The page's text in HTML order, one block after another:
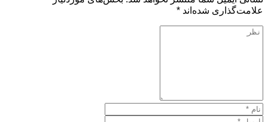
علامت‌گذاری شده‌اند *